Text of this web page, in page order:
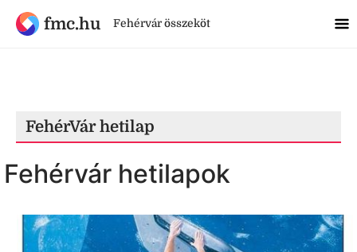
fmc.hu Fehérvár összeköt
FehérVár hetilap
Fehérvár hetilapok